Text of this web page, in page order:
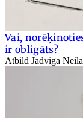
Vai,
ir obligāts?
Atbild Jadviga